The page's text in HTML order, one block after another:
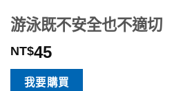
游泳既不安全也不適切
NT$45
我要購買